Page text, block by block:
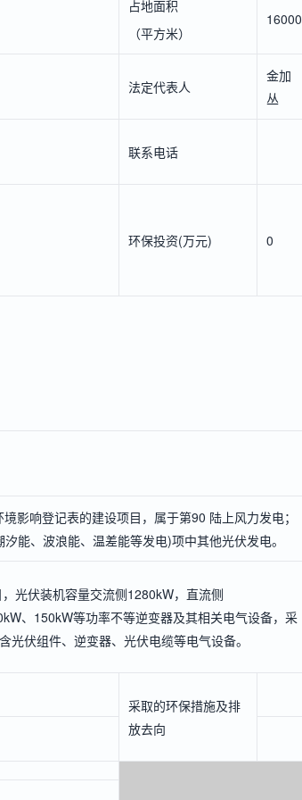
占地面积
（平方米）
16000
法定代表人
金加
丛
联系电话
环保投资(万元) 0
影响登记表的建设项目，属于第90 陆上风力发电；
能、波浪能、温差能等发电)项中其他光伏发电。
光伏装机容量交流侧1280kW，直流侧
、150kW等功率不等逆变器及其相关电气设备，采
伏组件、逆变器、光伏电缆等电气设备。
采取的环保措施及排
放去向